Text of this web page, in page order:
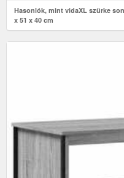
Hasonlók, mint vidaXL szürke
x 51 x 40 cm